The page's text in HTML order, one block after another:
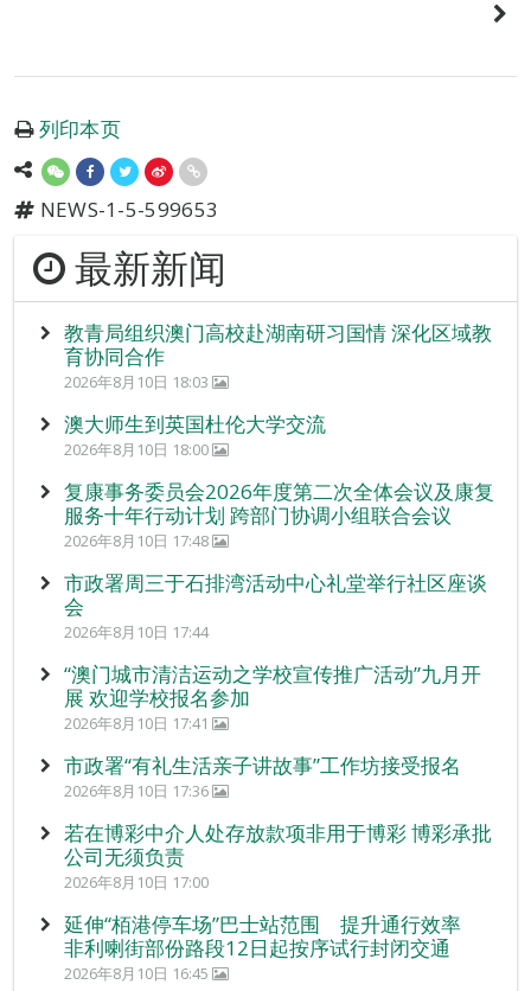
列印本页
NEWS-1-5-599653
最新新闻
教青局组织澳门高校赴湖南研习国情 深化区域教
育协同合作
2026年8月10日 18:03
澳大师生到英国杜伦大学交流
2026年8月10日 18:00
复康事务委员会2026年度第二次全体会议及康复
服务十年行动计划 跨部门协调小组联合会议
2026年8月10日 17:48
市政署周三于石排湾活动中心礼堂举行社区座谈
会
2026年8月10日 17:44
“澳门城市清洁运动之学校宣传推广活动”九月开
展 欢迎学校报名参加
2026年8月10日 17:41
市政署“有礼生活亲子讲故事”工作坊接受报名
2026年8月10日 17:36
若在博彩中介人处存放款项非用于博彩 博彩承批
公司无须负责
2026年8月10日 17:00
延伸“栢港停车场”巴士站范围 提升通行效率
非利喇街部份路段12日起按序试行封闭交通
2026年8月10日 16:45